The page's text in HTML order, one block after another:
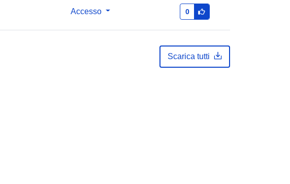
Accesso 0
Scarica tutti